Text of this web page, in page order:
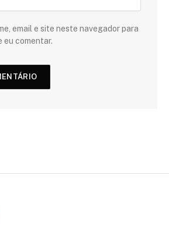
email e site neste navegador para
eu comentar.